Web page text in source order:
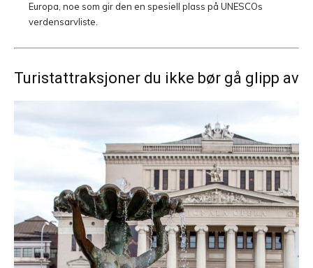
Europa, noe som gir den en spesiell plass på UNESCOs
verdensarvliste.
Turistattraksjoner du ikke bør gå glipp av